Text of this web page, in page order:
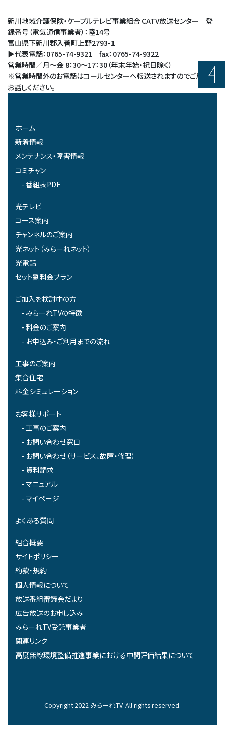
新川地域介護保険・ケーブルテレビ事業組合 CATV放送センター 登
録番号（電気通信事業者）：陸14号
富山県下新川郡入善町上野2793-1
▶代表電話：0765-74-9321 fax：0765-74-9322
営業時間／月～金 8：30～17：30（年末年始・祝日除く）
※営業時間外のお電話はコールセンターへ転送されますのでご用件を
お話しください。
ホーム
新着情報
メンテナンス・障害情報
コミチャン
番組表PDF
光テレビ
コース案内
チャンネルのご案内
光ネット（みらーれネット）
光電話
セット割料金プラン
ご加入を検討中の方
みらーれTVの特徴
料金のご案内
お申込み・ご利用までの流れ
工事のご案内
集合住宅
料金シミュレーション
お客様サポート
工事のご案内
お問い合わせ窓口
お問い合わせ（サービス、故障・修理）
資料請求
マニュアル
マイページ
よくある質問
組合概要
サイトポリシー
約款・規約
個人情報について
放送番組審議会だより
広告放送のお申し込み
みらーれTV受託事業者
関連リンク
高度無線環境整備推進事業における中間評価結果について
Copyright 2022 みらーれTV. All rights reserved.